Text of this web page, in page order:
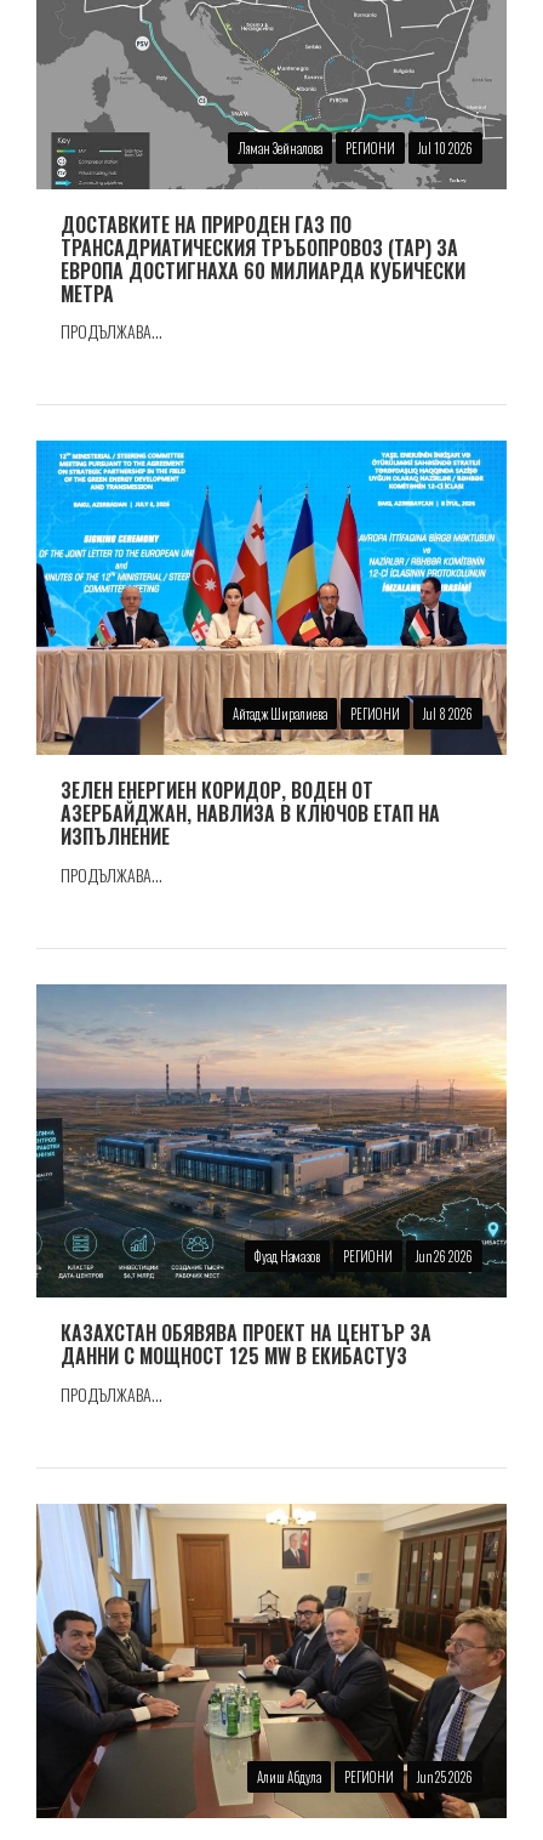
Ляман Зейналова РЕГИОНИ Jul 10 2026
ДОСТАВКИТЕ НА ПРИРОДЕН ГАЗ ПО
ТРАНСАДРИАТИЧЕСКИЯ ТРЪБОПРОВОЗ (TAP) ЗА
ЕВРОПА ДОСТИГНАХА 60 МИЛИАРДА КУБИЧЕСКИ
МЕТРА
ПРОДЪЛЖАВА...
Айтадж Ширалиева РЕГИОНИ Jul 8 2026
ЗЕЛЕН ЕНЕРГИЕН КОРИДОР, ВОДЕН ОТ
АЗЕРБАЙДЖАН, НАВЛИЗА В КЛЮЧОВ ЕТАП НА
ИЗПЪЛНЕНИЕ
ПРОДЪЛЖАВА...
Фуад Намазов РЕГИОНИ Jun 26 2026
КАЗАХСТАН ОБЯВЯВА ПРОЕКТ НА ЦЕНТЪР ЗА
ДАННИ С МОЩНОСТ 125 MW В ЕКИБАСТУЗ
ПРОДЪЛЖАВА...
Алиш Абдула РЕГИОНИ Jun 25 2026